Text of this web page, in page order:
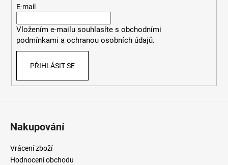
E-mail
Vložením e-mailu souhlasítes obchodními
podmínkami a ochranou osobních údajů.
PŘIHLÁSIT SE
Nakupování
Vrácení zboží
Hodnocení obchodu